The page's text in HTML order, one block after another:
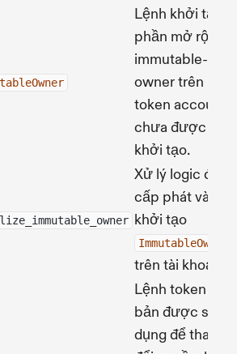
Lệnh khởi tạo
phần mở rộng
immutable-
owner trên
token account
chưa được
khởi tạo.
Xử lý logic để
cấp phát và
khởi tạo
ImmutableOwner
trên tài khoản.
Lệnh token cơ
bản được sử
dụng để thay